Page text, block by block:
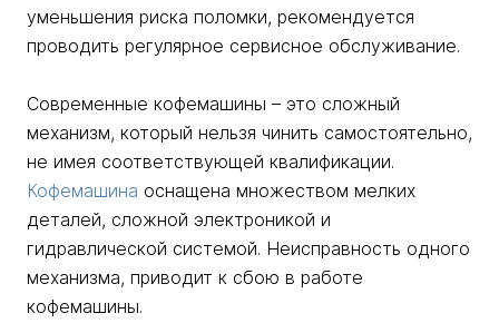
уменьшения риска поломки, рекомендуется
проводить регулярное сервисное обслуживание.
Современные кофемашины – это сложный
механизм, который нельзя чинить самостоятельно,
не имея соответствующей квалификации.
Кофемашина оснащена множеством мелких
деталей, сложной электроникой и
гидравлической системой. Неисправность одного
механизма, приводит к сбою в работе
кофемашины.